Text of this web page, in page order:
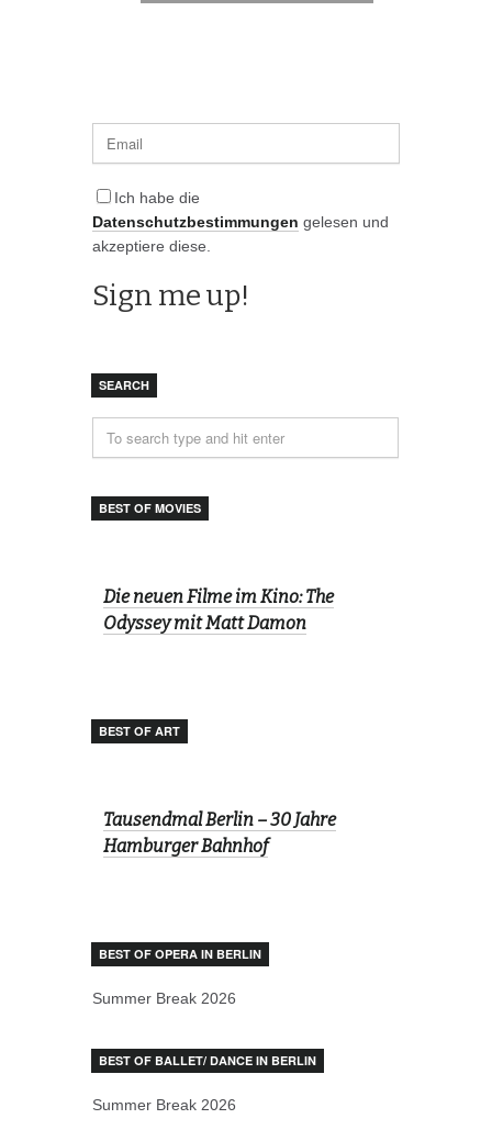
Ich habe die
Datenschutzbestimmungen gelesen und
akzeptiere diese.
SEARCH
BEST OF MOVIES
Die neuen Filme im Kino: The
Odyssey mit Matt Damon
BEST OF ART
Tausendmal Berlin – 30 Jahre
Hamburger Bahnhof
BEST OF OPERA IN BERLIN
Summer Break 2026
BEST OF BALLET/ DANCE IN BERLIN
Summer Break 2026